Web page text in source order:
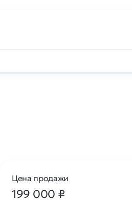
Цена продажи
199 000 ₽